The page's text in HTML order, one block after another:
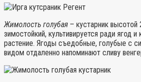
Жимолость голубая – кустарник
зимостойкий, культивируется ради ягод и
растение. Ягоды съедобные, голубые с
видом отдаленно напоминают сливу